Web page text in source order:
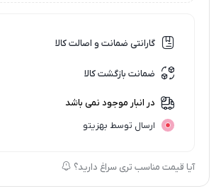
گارانتی ضمانت و اصالت کالا
ضمانت بازگشت کالا
در انبار موجود نمی باشد
ارسال توسط بهزیتو
آیا قیمت مناسب تری سراغ دارید؟